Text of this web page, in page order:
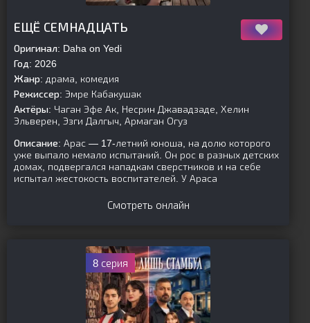
ЕЩЁ СЕМНАДЦАТЬ
Оригинал: Daha on Yedi
Год: 2026
Жанр: драма, комедия
Режиссер: Эмре Кабакушак
Актёры: Чаган Эфе Ак, Несрин Джавадзаде, Хелин
Эльверен, Эзги Далгыч, Армаган Огуз
Описание: Арас — 17-летний юноша, на долю которого
уже выпало немало испытаний. Он рос в разных детских
домах, подвергался нападкам сверстников и на себе
испытал жестокость воспитателей. У Араса
Смотреть онлайн
8 серия